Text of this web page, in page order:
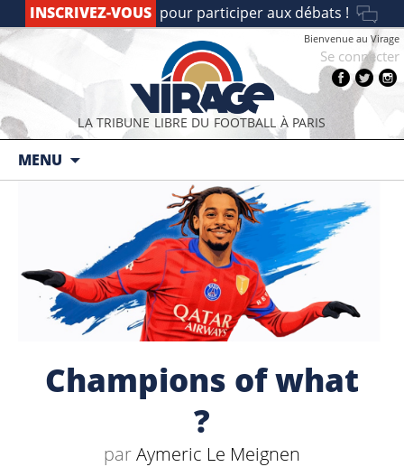
INSCRIVEZ-VOUS pour participer aux débats !
LA TRIBUNE LIBRE DU FOOTBALL À PARIS
Bienvenue au Virage
Se connecter
MENU
Aller au contenu principal
Champions of what
?
parAymeric Le Meignen